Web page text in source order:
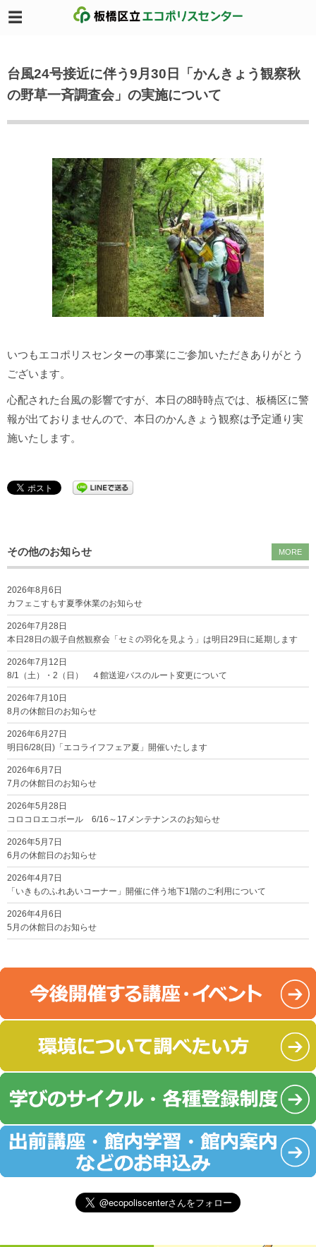
台風24号接近に伴う9月30日「かんきょう観察秋
の野草一斉調査会」の実施について
いつもエコポリスセンターの事業にご参加いただきありがとう
ございます。
心配された台風の影響ですが、本日の8時時点では、板橋区に警
報が出ておりませんので、本日のかんきょう観察は予定通り実
施いたします。
その他のお知らせ
2026年8月6日
カフェこすもす夏季休業のお知らせ
2026年7月28日
本日28日の親子自然観察会「セミの羽化を見よう」は明日29日に延期します
2026年7月12日
8/1（土）・2（日） ４館送迎バスのルート変更について
2026年7月10日
8月の休館日のお知らせ
2026年6月27日
明日6/28(日)「エコライフフェア夏」開催いたします
2026年6月7日
7月の休館日のお知らせ
2026年5月28日
コロコロエコボール 6/16～17メンテナンスのお知らせ
2026年5月7日
6月の休館日のお知らせ
2026年4月7日
「いきものふれあいコーナー」開催に伴う地下1階のご利用について
2026年4月6日
5月の休館日のお知らせ
MORE